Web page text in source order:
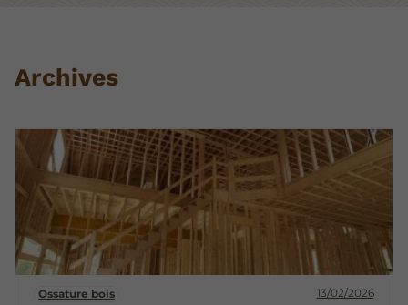
Archives
Ossature bois 13/02/2026